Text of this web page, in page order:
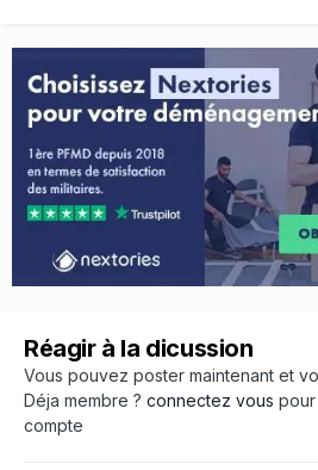
Réagir à la dicussion
Vous pouvez poster maintenant et
Déja membre ? connectez vous
compte